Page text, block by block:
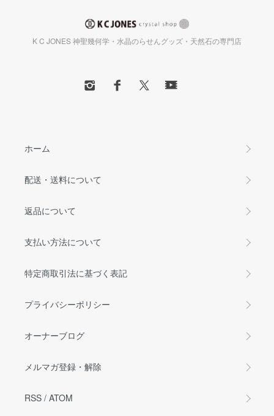
K C JONES 神聖幾何学・水晶のらせんグッズ・天然石の専門店
ホーム
配送・送料について
返品について
支払い方法について
特定商取引法に基づく表記
プライバシーポリシー
オーナーブログ
メルマガ登録・解除
RSS / ATOM